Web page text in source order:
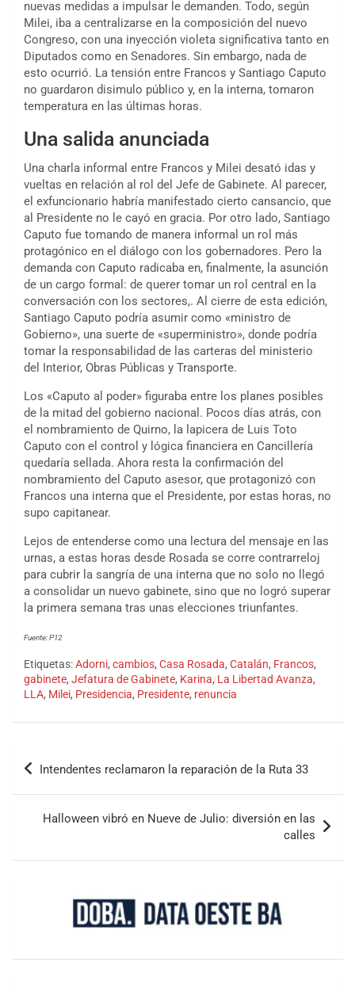
nuevas medidas a impulsar le demanden. Todo, según
Milei, iba a centralizarse en la composición del nuevo
Congreso, con una inyección violeta significativa tanto en
Diputados como en Senadores. Sin embargo, nada de
esto ocurrió. La tensión entre Francos y Santiago Caputo
no guardaron disimulo público y, en la interna, tomaron
temperatura en las últimas horas.
Una salida anunciada
Una charla informal entre Francos y Milei desató idas y
vueltas en relación al rol del Jefe de Gabinete. Al parecer,
el exfuncionario habría manifestado cierto cansancio, que
al Presidente no le cayó en gracia. Por otro lado, Santiago
Caputo fue tomando de manera informal un rol más
protagónico en el diálogo con los gobernadores. Pero la
demanda con Caputo radicaba en, finalmente, la asunción
de un cargo formal: de querer tomar un rol central en la
conversación con los sectores,. Al cierre de esta edición,
Santiago Caputo podría asumir como «ministro de
Gobierno», una suerte de «superministro», donde podría
tomar la responsabilidad de las carteras del ministerio
del Interior, Obras Públicas y Transporte.
Los «Caputo al poder» figuraba entre los planes posibles
de la mitad del gobierno nacional. Pocos días atrás, con
el nombramiento de Quirno, la lapicera de Luis Toto
Caputo con el control y lógica financiera en Cancillería
quedaría sellada. Ahora resta la confirmación del
nombramiento del Caputo asesor, que protagonizó con
Francos una interna que el Presidente, por estas horas, no
supo capitanear.
Lejos de entenderse como una lectura del mensaje en las
urnas, a estas horas desde Rosada se corre contrarreloj
para cubrir la sangría de una interna que no solo no llegó
a consolidar un nuevo gabinete, sino que no logró superar
la primera semana tras unas elecciones triunfantes.
Fuente: P12
Etiquetas:Adorni, cambios, Casa Rosada, Catalán, Francos,
gabinete, Jefatura de Gabinete, Karina, La Libertad Avanza,
LLA, Milei, Presidencia, Presidente, renuncia
Intendentes reclamaron la reparación de la Ruta 33
Halloween vibró en Nueve de Julio: diversión en las
calles